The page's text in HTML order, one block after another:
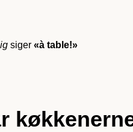
siger «à table!»